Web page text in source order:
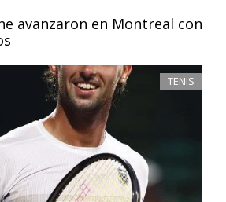
avanzaron en Montreal con
TENIS